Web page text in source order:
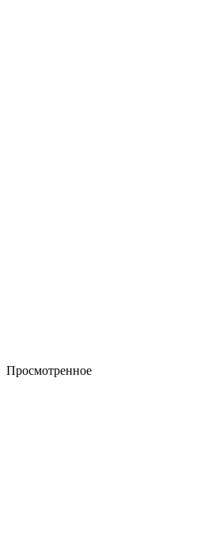
Просмотренное